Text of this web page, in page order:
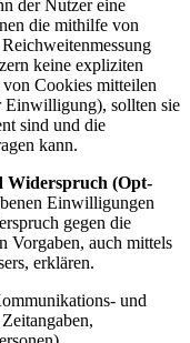
der Nutzer eine
die mithilfe von
keine expliziten
Cookies mitteilen
Einwilligung), sollten sie
sind und die
kann.
Widerspruch (Opt-
Einwilligungen
gegen die
Vorgaben, auch mittels
erklären.
und